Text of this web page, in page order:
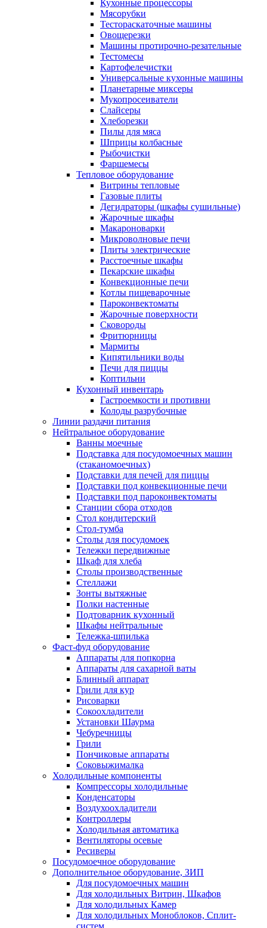
Кухонные процессоры
Мясорубки
Тестораскаточные машины
Овощерезки
Машины протирочно-резательные
Тестомесы
Картофелечистки
Универсальные кухонные машины
Планетарные миксеры
Мукопросеиватели
Слайсеры
Хлеборезки
Пилы для мяса
Шприцы колбасные
Рыбочистки
Фаршемесы
Тепловое оборудование
Витрины тепловые
Газовые плиты
Дегидраторы (шкафы сушильные)
Жарочные шкафы
Макароноварки
Микроволновые печи
Плиты электрические
Расстоечные шкафы
Пекарские шкафы
Конвекционные печи
Котлы пищеварочные
Пароконвектоматы
Жарочные поверхности
Сковороды
Фритюрницы
Мармиты
Кипятильники воды
Печи для пиццы
Коптильни
Кухонный инвентарь
Гастроемкости и противни
Колоды разрубочные
Линии раздачи питания
Нейтральное оборудование
Ванны моечные
Подставка для посудомоечных машин
(стаканомоечных)
Подставки для печей для пиццы
Подставки под конвекционные печи
Подставки под пароконвектоматы
Станции сбора отходов
Стол кондитерский
Стол-тумба
Столы для посудомоек
Тележки передвижные
Шкаф для хлеба
Столы производственные
Стеллажи
Зонты вытяжные
Полки настенные
Подтоварник кухонный
Шкафы нейтральные
Тележка-шпилька
Фаст-фуд оборудование
Аппараты для попкорна
Аппараты для сахарной ваты
Блинный аппарат
Грили для кур
Рисоварки
Сокоохладители
Установки Шаурма
Чебуречницы
Грили
Пончиковые аппараты
Соковыжималка
Холодильные компоненты
Компрессоры холодильные
Конденсаторы
Воздухоохладители
Контроллеры
Холодильная автоматика
Вентиляторы осевые
Ресиверы
Посудомоечное оборудование
Дополнительное оборудование, ЗИП
Для посудомоечных машин
Для холодильных Витрин, Шкафов
Для холодильных Камер
Для холодильных Моноблоков, Сплит-
систем